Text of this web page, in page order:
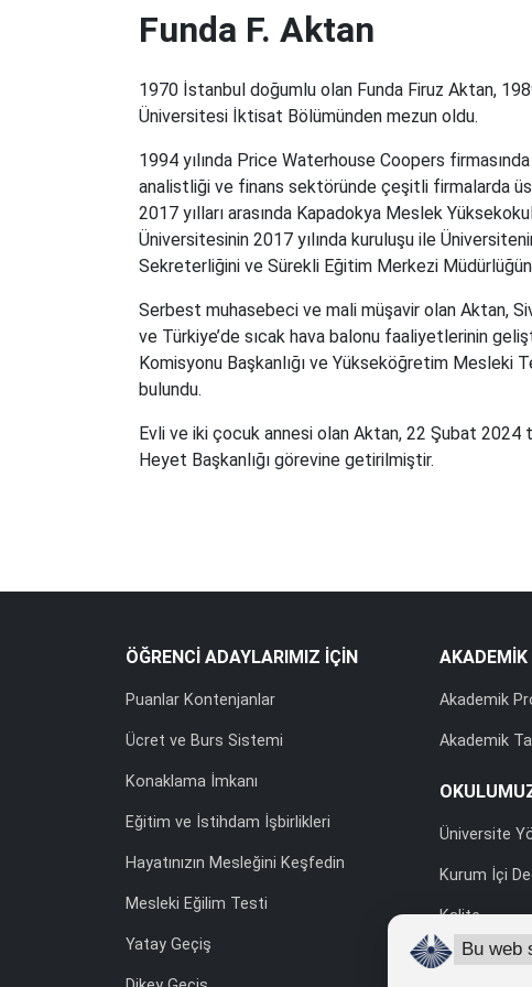
Funda F. Aktan
1970 İstanbul doğumlu olan Funda Firuz Aktan,
Üniversitesi İktisat Bölümünden mezun oldu.
1994 yılında Price Waterhouse Coopers
analistliği ve finans sektöründe çeşitli firmalarda
2017 yılları arasında Kapadokya Meslek
Üniversitesinin 2017 yılında kuruluşu ile
Sekreterliğini ve Sürekli Eğitim Merkezi
Serbest muhasebeci ve mali müşavir olan Aktan,
ve Türkiye’de sıcak hava balonu faaliyetlerinin
Komisyonu Başkanlığı ve Yükseköğretim Mesleki
bulundu.
Evli ve iki çocuk annesi olan Aktan, 22 Şubat
Heyet Başkanlığı görevine getirilmiştir.
ÖĞRENCİ ADAYLARIMIZ İÇİN
Puanlar Kontenjanlar
Ücret ve Burs Sistemi
Konaklama İmkanı
Eğitim ve İstihdam İşbirlikleri
Hayatınızın Mesleğini Keşfedin
Mesleki Eğilim Testi
Yatay Geçiş
AKADEMİK
Akademik
Akademik
Üniversite
Kurum İçi
Kalite
Uluslararası
Bu web